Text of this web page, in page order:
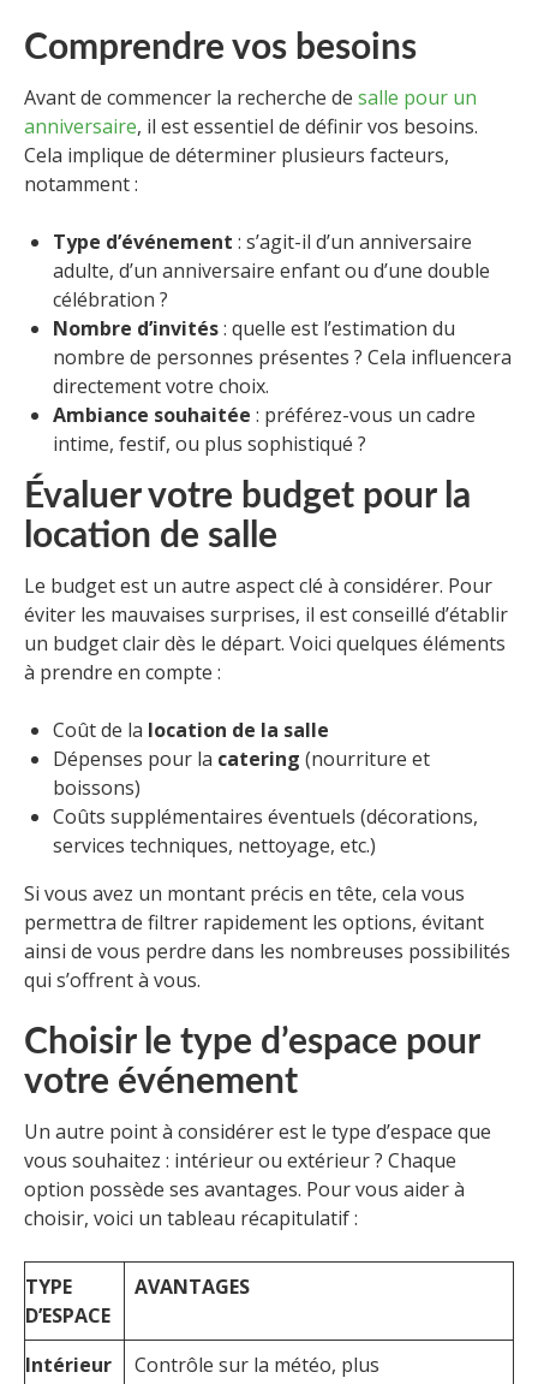
Comprendre vos besoins
Avant de commencer la recherche de salle pour un
anniversaire, il est essentiel de définir vos besoins.
Cela implique de déterminer plusieurs facteurs,
notamment :
Type d’événement : s’agit-il d’un anniversaire
adulte, d’un anniversaire enfant ou d’une double
célébration ?
Nombre d’invités: quelle est l’estimation du
nombre de personnes présentes ? Cela influencera
directement votre choix.
Ambiance souhaitée : préférez-vous un cadre
intime, festif, ou plus sophistiqué ?
Évaluer votre budget pour la
location de salle
Le budget est un autre aspect clé à considérer. Pour
éviter les mauvaises surprises, il est conseillé d’établir
un budget clair dès le départ. Voici quelques éléments
à prendre en compte :
Coût de la location de la salle
Dépenses pour la catering (nourriture et
boissons)
Coûts supplémentaires éventuels (décorations,
services techniques, nettoyage, etc.)
Si vous avez un montant précis en tête, cela vous
permettra de filtrer rapidement les options, évitant
ainsi de vous perdre dans les nombreuses possibilités
qui s’offrent à vous.
Choisir le type d’espace pour
votre événement
Un autre point à considérer est le type d’espace que
vous souhaitez : intérieur ou extérieur ? Chaque
option possède ses avantages. Pour vous aider à
choisir, voici un tableau récapitulatif :
TYPE
D’ESPACE
AVANTAGES
Intérieur
Contrôle sur la météo, plus